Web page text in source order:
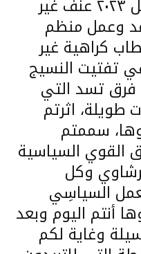
الحرب ومنذ ال ١٥ من أبريل ٢٠٢٣ عنف غير
وعمل منظم
كراهية غير
تفتيت النسيج
فرق تسد التي
اثرتم
سممتم
القوي السياسية
وكل
السياسِي
أنتم اليوم وبعد
وغاية لكم